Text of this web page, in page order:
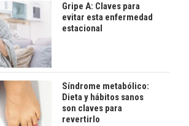
Gripe A: Claves para
evitar esta enfermedad
estacional
Síndrome metabólico:
Dieta y hábitos sanos
son claves para
revertirlo